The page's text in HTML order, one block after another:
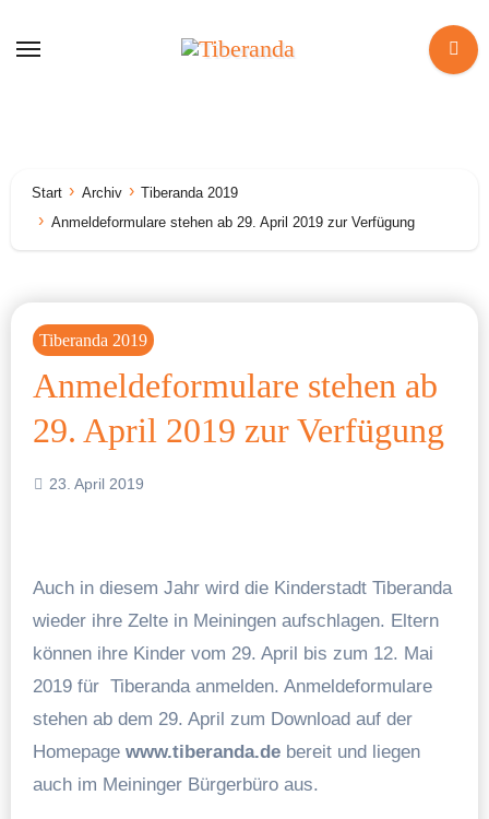
Inhalt
Start Archiv
Tiberanda 2019
Anmeldeformulare stehen ab 29. April 2019 zur Verfügung
Tiberanda 2019
Anmeldeformulare stehen ab
29. April 2019 zur Verfügung
23. April 2019
Auch in diesem Jahr wird die Kinderstadt Tiberanda
wieder ihre Zelte in Meiningen aufschlagen. Eltern
können ihre Kinder vom 29. April bis zum 12. Mai
2019 für Tiberanda anmelden. Anmeldeformulare
stehen ab dem 29. April zum Download auf der
Homepage www.tiberanda.debereit und liegen
auch im Meininger Bürgerbüro aus.